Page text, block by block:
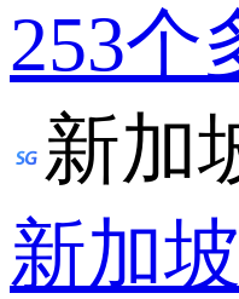
253个
新加
新加